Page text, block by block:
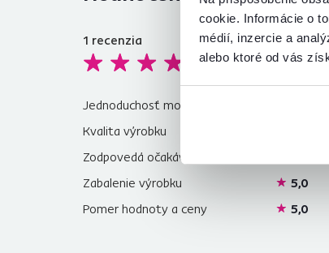
cookie. Informácie o
médií, inzercie a
alebo ktoré od vás
4,6
1 recenzia
Jednoduchosť montáže
Kvalita výrobku
Zodpovedá očakávaniam
Zabalenie výrobku
5,0
Pomer hodnoty a ceny
5,0